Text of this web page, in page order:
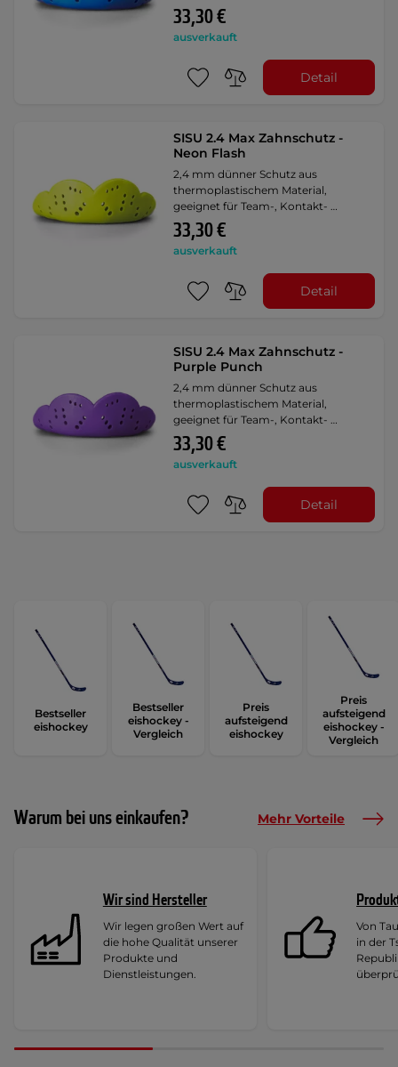
33,30 €
ausverkauft
Detail
SISU 2.4 Max Zahnschutz -
Neon Flash
2,4 mm dünner Schutz aus
thermoplastischem Material,
geeignet für Team-, Kontakt- …
33,30 €
ausverkauft
Detail
SISU 2.4 Max Zahnschutz -
Purple Punch
2,4 mm dünner Schutz aus
thermoplastischem Material,
geeignet für Team-, Kontakt- …
33,30 €
ausverkauft
Detail
Bestseller
eishockey
Bestseller
eishockey -
Vergleich
Preis
aufsteigend
eishockey
Preis
aufsteigend
eishockey -
Vergleich
Warum bei uns einkaufen? Mehr Vorteile
Wir sind Hersteller
Wir legen großen Wert auf
die hohe Qualität unserer
Produkte und
Dienstleistungen.
Von
in der